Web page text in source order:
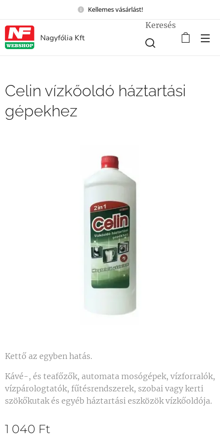
Kellemes vásárlást!
Nagyfólia Kft
Keresés
Celin vízkőoldó háztartási
gépekhez
Kettő az egyben hatás.
Kávé-, és teafőzők, automata mosógépek, vízforralók,
vízpárologtatók, fűtésrendszerek, szobai vagy kerti
szökőkutak és egyéb háztartási eszközök vízkőoldója.
1 040 Ft